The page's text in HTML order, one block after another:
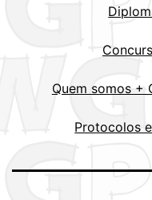
Quem somos +
Protocolos